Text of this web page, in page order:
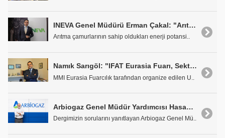
INEVA Genel Müdürü Erman Çakal: "Arıtma Çamurlarında Büyük Bir Değer Var"
Arıtma çamurlarının sahip oldukları enerji potansi..
Namık Sarıgöl: "IFAT Eurasia Fuarı, Sektörü Tekrar Bir Araya Getirecek"
MMI Eurasia Fuarcılık tarafından organize edilen U..
Arbiogaz Genel Müdür Yardımcısı Hasan Köseleci: "Atıksular Temiz Suyun Hammaddesi Olarak Görülmeli"
Dergimizin sorularını yanıtlayan Arbiogaz Genel Mü..